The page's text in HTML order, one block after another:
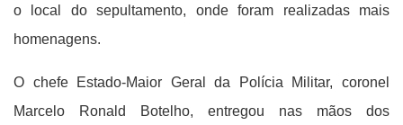
o local do sepultamento, onde foram realizadas mais
homenagens.
O chefe Estado-Maior Geral da Polícia Militar, coronel
Marcelo Ronald Botelho, entregou nas mãos dos